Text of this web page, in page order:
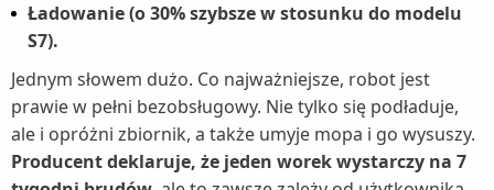
Ładowanie (o 30% szybsze w stosunku do modelu
S7).
Jednym słowem dużo. Co najważniejsze, robot jest
prawie w pełni bezobsługowy. Nie tylko się podładuje,
ale i opróżni zbiornik, a także umyje mopa i go wysuszy.
Producent deklaruje, że jeden worek wystarczy na 7